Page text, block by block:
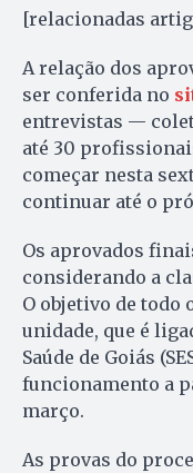
[relacionadas
A relação dos
ser conferida no
entrevistas —
até 30
começar nesta
continuar até o
Os aprovados
considerando a
O objetivo de todo
unidade, que é
Saúde de Goiás
funcionamento a
março.
As provas do